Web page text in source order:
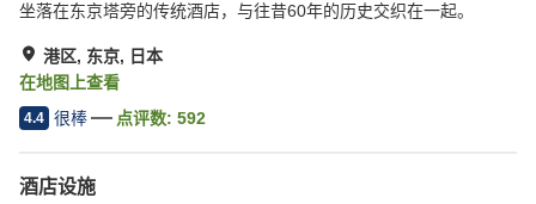
坐落在东京塔旁的传统酒店，与往昔60年的历史交织在一起。
港区, 东京, 日本
在地图上查看
4.4 很棒 点评数: 592
酒店设施